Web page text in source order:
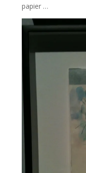
papier …